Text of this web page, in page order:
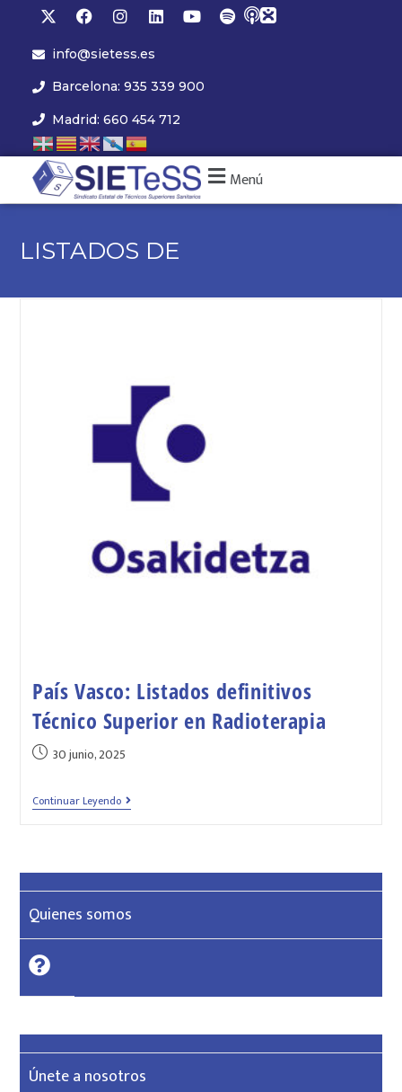
info@sietess.es
Barcelona: 935 339 900
Madrid: 660 454 712
Menú
LISTADOS DE
País Vasco: Listados definitivos
Técnico Superior en Radioterapia
30 junio, 2025
Continuar Leyendo
Quienes somos
Únete a nosotros